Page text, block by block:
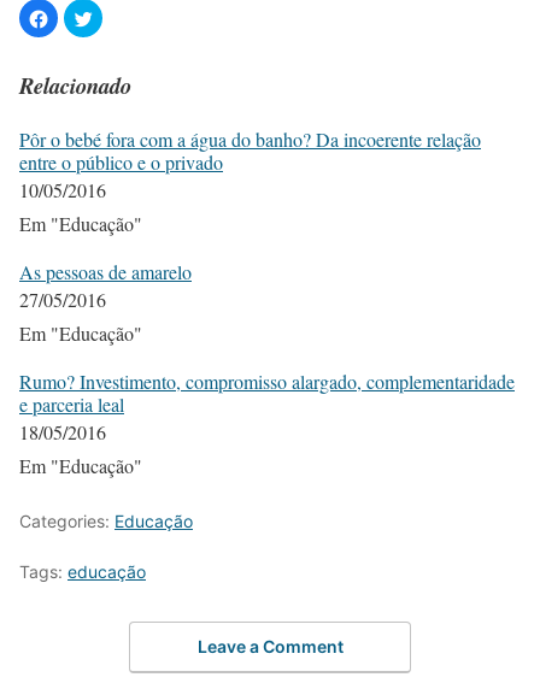
Relacionado
Pôr o bebé fora com a água do banho? Da incoerente relação
entre o público e o privado
10/05/2016
Em "Educação"
As pessoas de amarelo
27/05/2016
Em "Educação"
Rumo? Investimento, compromisso alargado, complementaridade
e parceria leal
18/05/2016
Em "Educação"
Categories: Educação
Tags: educação
Leave a Comment